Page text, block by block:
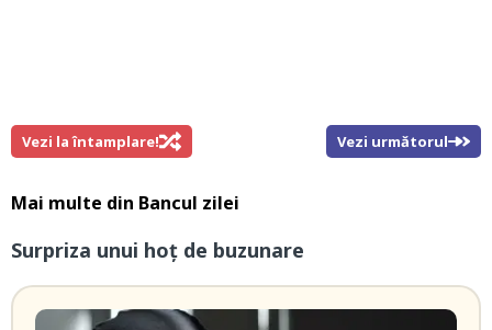
Vezi la întamplare! Vezi următorul
Mai multe din Bancul zilei
Surpriza unui hoţ de buzunare